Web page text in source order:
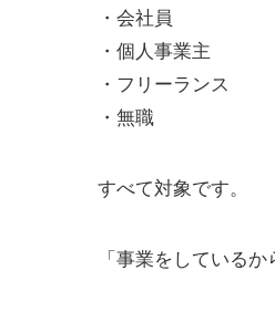
・会社員
・個人事業主
・フリーランス
・無職
すべて対象です。
「事業をしている